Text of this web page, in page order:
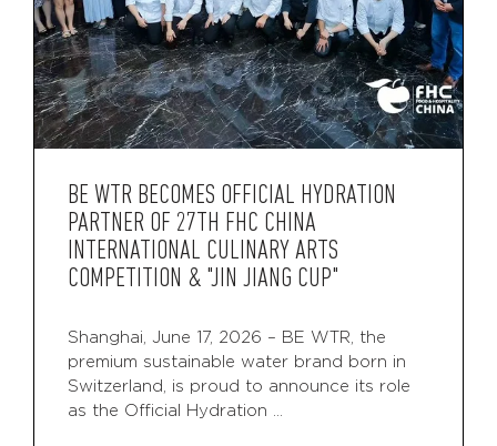
BE WTR BECOMES OFFICIAL HYDRATION
PARTNER OF 27TH FHC CHINA
INTERNATIONAL CULINARY ARTS
COMPETITION & "JIN JIANG CUP"
Shanghai, June 17, 2026 – BE WTR, the
premium sustainable water brand born in
Switzerland, is proud to announce its role
as the Official Hydration ...